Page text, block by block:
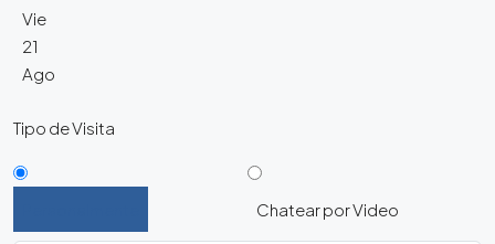
Vie
21
Ago
Tipo de Visita
Chatear por Video